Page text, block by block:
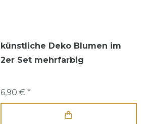
künstliche Deko Blumen im
2er Set mehrfarbig
6,90 € *